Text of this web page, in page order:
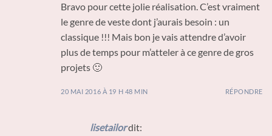
Bravo pour cette jolie réalisation. C’est vraiment
le genre de veste dont j’aurais besoin : un
classique !!! Mais bon je vais attendre d’avoir
plus de temps pour m’atteler à ce genre de gros
projets 🙂
20 MAI 2016 À 19 H 48 MIN RÉPONDRE
lisetailordit: